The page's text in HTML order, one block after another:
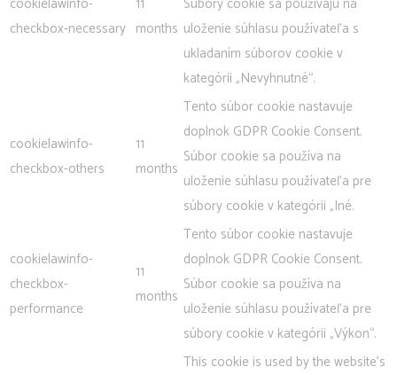
checkbox-necessary months uloženie súhlasu používateľa s
ukladaním súborov cookie v
kategórii „Nevyhnutné“.
cookielawinfo-
checkbox-others
11
months
Tento súbor cookie nastavuje
doplnok GDPR Cookie Consent.
Súbor cookie sa používa na
uloženie súhlasu používateľa pre
súbory cookie v kategórii „Iné.
cookielawinfo-
checkbox-
performance
11
months
Tento súbor cookie nastavuje
doplnok GDPR Cookie Consent.
Súbor cookie sa používa na
uloženie súhlasu používateľa pre
súbory cookie v kategórii „Výkon“.
This cookie is used by the website's